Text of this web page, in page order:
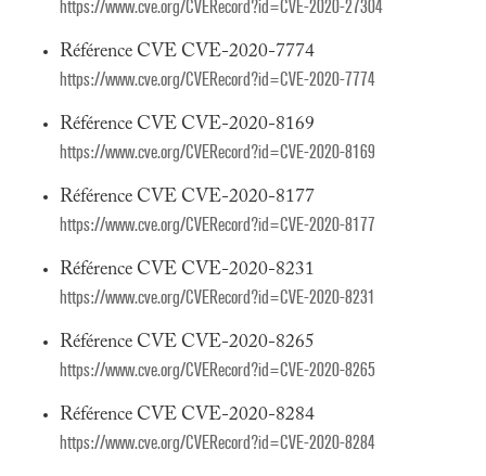
https://www.cve.org/CVERecord?id=CVE-2020-27304
Référence CVE CVE-2020-7774
https://www.cve.org/CVERecord?id=CVE-2020-7774
Référence CVE CVE-2020-8169
https://www.cve.org/CVERecord?id=CVE-2020-8169
Référence CVE CVE-2020-8177
https://www.cve.org/CVERecord?id=CVE-2020-8177
Référence CVE CVE-2020-8231
https://www.cve.org/CVERecord?id=CVE-2020-8231
Référence CVE CVE-2020-8265
https://www.cve.org/CVERecord?id=CVE-2020-8265
Référence CVE CVE-2020-8284
https://www.cve.org/CVERecord?id=CVE-2020-8284